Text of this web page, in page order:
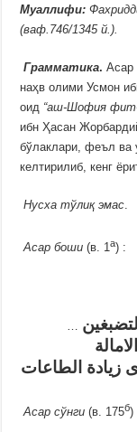
Муаллифи:
(ваф.746/1345 й.).
Грамматика. Асар
наҳв олими Усмон
оид “аш-Шофия
ибн Ҳасан
бўлаклари, феъл ва
келтирилиб, кенг
Нусха тўлиқ эмас.
Асар боши (в. 1а) :
زيادة الطاعات
Асар сўнги (в. 175б)